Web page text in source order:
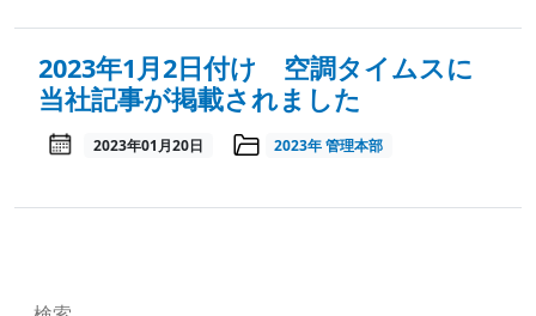
2023年1月2日付け 空調タイムスに
当社記事が掲載されました
2023年01月20日 2023年管理本部